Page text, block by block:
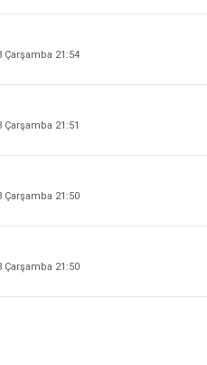
Çarşamba 21:54
Çarşamba 21:51
Çarşamba 21:50
Çarşamba 21:50